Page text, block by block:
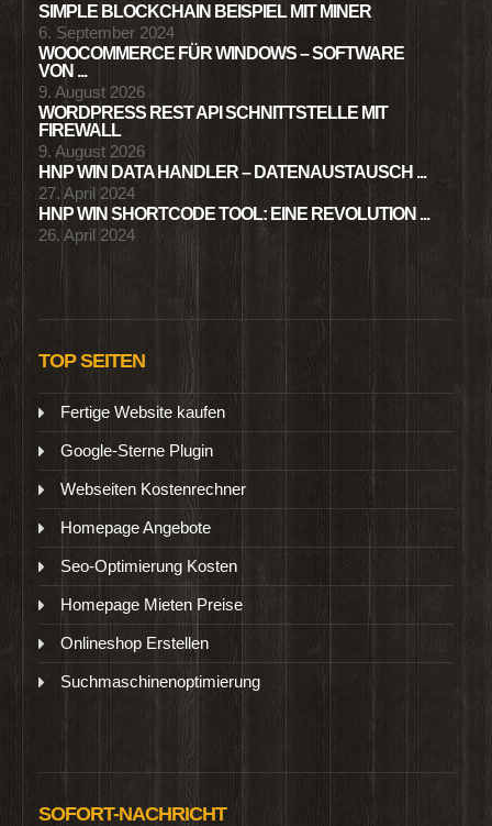
SIMPLE BLOCKCHAIN BEISPIEL MIT MINER
6. September 2024
WOOCOMMERCE FÜR WINDOWS – SOFTWARE
VON ...
9. August 2026
WORDPRESS REST API SCHNITTSTELLE MIT
FIREWALL
9. August 2026
HNP WIN DATA HANDLER – DATENAUSTAUSCH ...
27. April 2024
HNP WIN SHORTCODE TOOL: EINE REVOLUTION ...
26. April 2024
TOP SEITEN
Fertige Website kaufen
Google-Sterne Plugin
Webseiten Kostenrechner
Homepage Angebote
Seo-Optimierung Kosten
Homepage Mieten Preise
Onlineshop Erstellen
Suchmaschinenoptimierung
SOFORT-NACHRICHT